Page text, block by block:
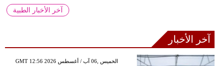
آخر الأخبار الطبية
آخر الأخبار
GMT 12:56 2026 الخميس ,06 آب / أغسطس